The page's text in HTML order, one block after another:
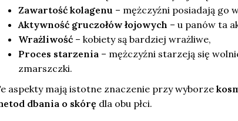
Zawartość kolagenu – mężczyźni posiadają go
Aktywność gruczołów łojowych – u panów ta
Wrażliwość – kobiety są bardziej wrażliwe,
Proces starzenia – mężczyźni starzeją się
zmarszczki.
aspekty mają istotne znaczenie przy wyborze
dbania o skórę dla obu płci.